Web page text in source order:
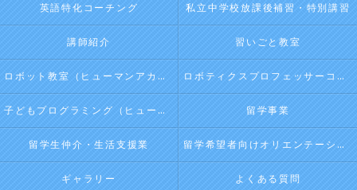
英語特化コーチング 私立中学校放課後補習・特別講習
講師紹介 習いごと教室
ロボット教室（ヒューマンアカデミージュニアプログラム） ロボティクスプロフェッサーコース（ヒューマンアカデミージュニアプログラム）
子どもプログラミング（ヒューマンアカデミージュニアプログラム） 留学事業
留学生仲介・生活支援業 留学希望者向けオリエンテーション
ギャラリー よくある質問